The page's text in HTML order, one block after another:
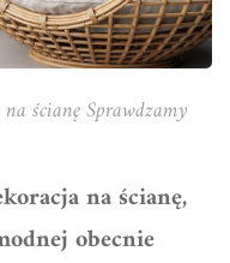
ścianę Sprawdzamy
na ścianę,
obecnie